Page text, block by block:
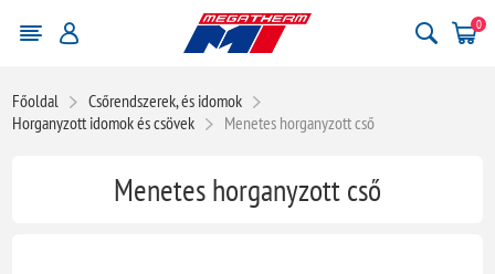
0
Főoldal
Csőrendszerek, és idomok
Horganyzott idomok és csövek
Menetes horganyzott cső
Menetes horganyzott cső